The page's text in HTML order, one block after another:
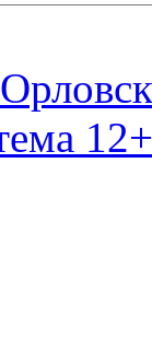
12+